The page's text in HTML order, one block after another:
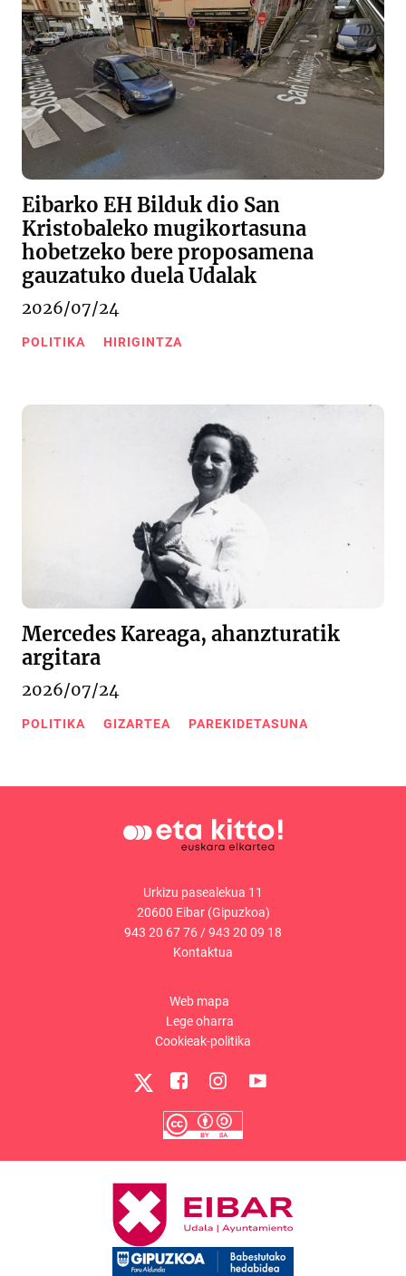
Eibarko EH Bilduk dio San
Kristobaleko mugikortasuna
hobetzeko bere proposamena
gauzatuko duela Udalak
2026/07/24
POLITIKA HIRIGINTZA
Mercedes Kareaga, ahanzturatik
argitara
2026/07/24
POLITIKA GIZARTEA PAREKIDETASUNA
Urkizu pasealekua 11
20600 Eibar (Gipuzkoa)
943 20 67 76/943 20 09 18
Kontaktua
Web mapa
Lege oharra
Cookieak-politika